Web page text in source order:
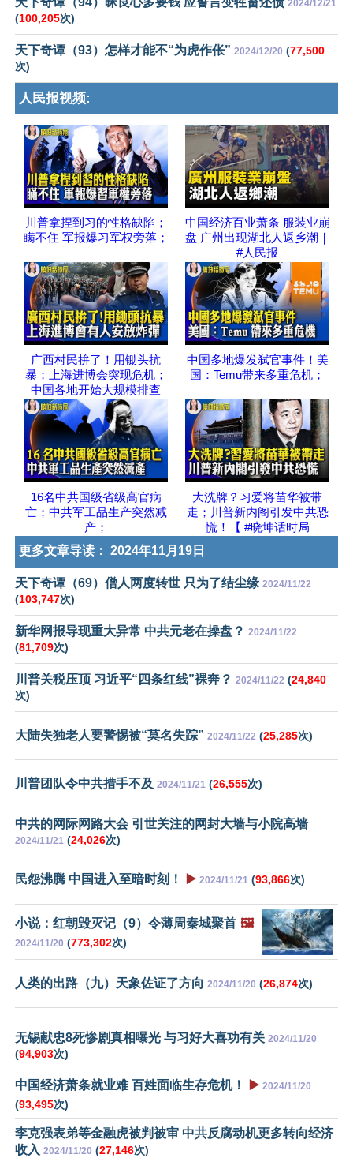
2024/12/21
(100,205次)
天下奇谭（93）怎样才能不“为虎作伥” 2024/12/20 (77,500
次)
人民报视频:
川普拿捏到习的性格缺陷；
瞒不住 军报爆习军权旁落；
中国经济百业萧条 服装业崩
盘 广州出现湖北人返乡潮｜
#人民报
广西村民拚了！用锄头抗
暴；上海进博会突现危机；
中国各地开始大规模排查
中国多地爆发弑官事件！美
国：Temu带来多重危机；
16名中共国级省级高官病
亡；中共军工品生产突然减
产；
大洗牌？习爱将苗华被带
走；川普新内阁引发中共恐
慌！【 #晓坤话时局
更多文章导读： 2024年11月19日
天下奇谭（69）僧人两度转世 只为了结尘缘 2024/11/22
(103,747次)
新华网报导现重大异常 中共元老在操盘？ 2024/11/22
(81,709次)
川普关税压顶 习近平“四条红线”裸奔？ 2024/11/22 (24,840
次)
大陆失独老人要警惕被“莫名失踪” 2024/11/22 (25,285次)
川普团队令中共措手不及 2024/11/21 (26,555次)
中共的网际网路大会 引世关注的网封大墙与小院高墙
2024/11/21 (24,026次)
民怨沸腾 中国进入至暗时刻！ ▶️ 2024/11/21 (93,866次)
小说：红朝毁灭记（9）令薄周秦城聚首 🖼️
2024/11/20 (773,302次)
人类的出路（九）天象佐证了方向 2024/11/20 (26,874次)
无锡献忠8死惨剧真相曝光 与习好大喜功有关 2024/11/20
(94,903次)
中国经济萧条就业难 百姓面临生存危机！ ▶️ 2024/11/20
(93,495次)
李克强表弟等金融虎被判被审 中共反腐动机更多转向经济
收入 2024/11/20 (27,146次)